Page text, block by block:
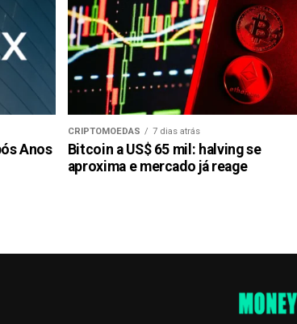
Anos
CRIPTOMOEDAS 7 dias atrás
Bitcoin a US$ 65 mil: halving se
aproxima e mercado já reage